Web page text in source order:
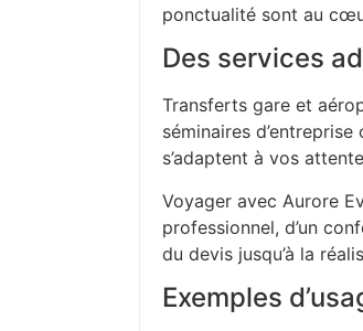
ponctualité sont au
Des services
Transferts gare et
séminaires
s’adaptent à vos
Voyager avec Aurore
professionnel, d’un
du devis jusqu’à la
Exemples